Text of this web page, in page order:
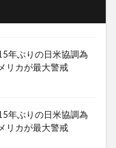
年ぶりの日米協調為
リカが最大警戒
年ぶりの日米協調為
リカが最大警戒